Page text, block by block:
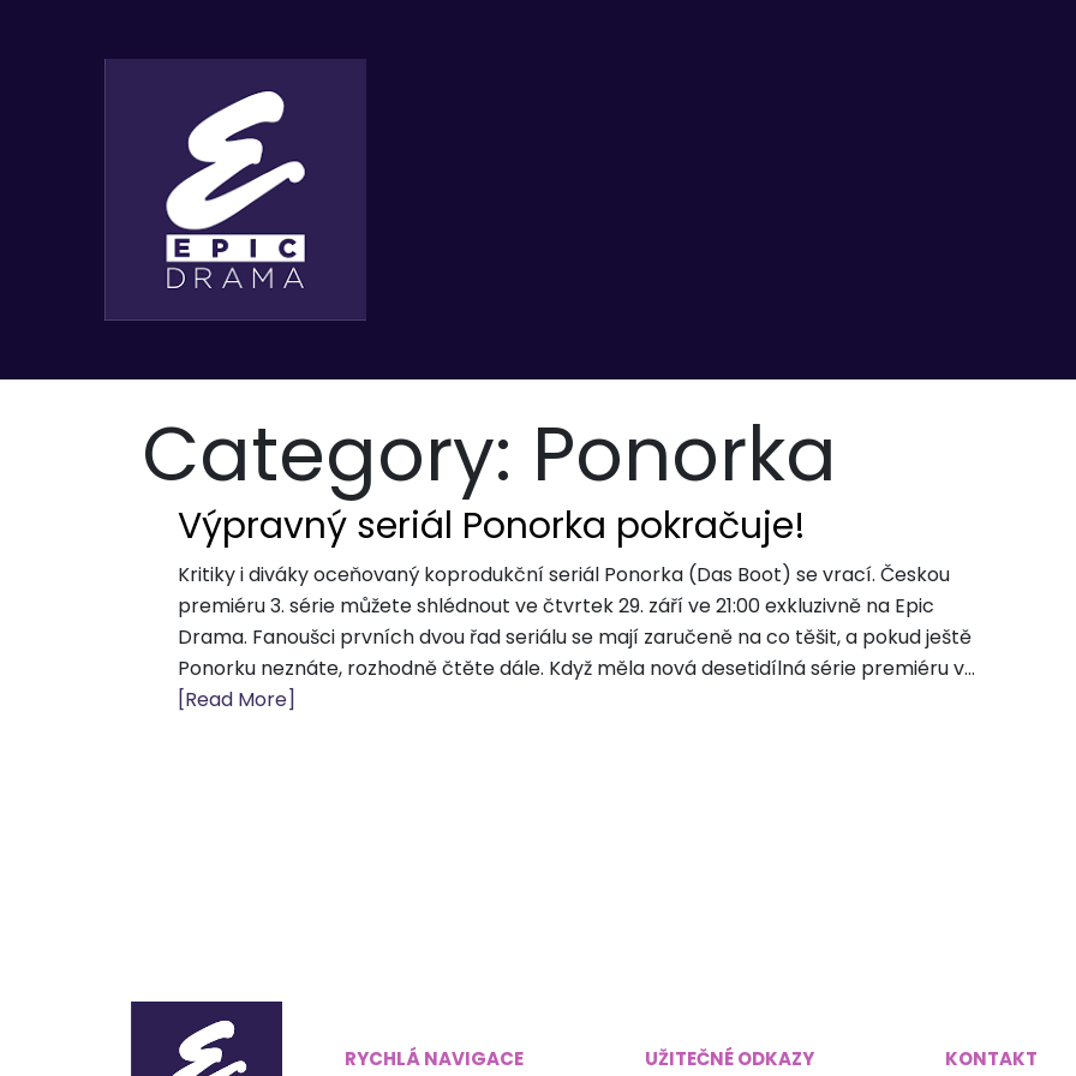
Category: Ponorka
Výpravný seriál Ponorka pokračuje!
Kritiky i diváky oceňovaný koprodukční seriál Ponorka (Das Boot) se vrací. Českou
premiéru 3. série můžete shlédnout ve čtvrtek 29. září ve 21:00 exkluzivně na Epic
Drama. Fanoušci prvních dvou řad seriálu se mají zaručeně na co těšit, a pokud ještě
Ponorku neznáte, rozhodně čtěte dále. Když měla nová desetidílná série premiéru v...
[Read More]
RYCHLÁ NAVIGACE UŽITEČNÉ ODKAZY KONTAKT